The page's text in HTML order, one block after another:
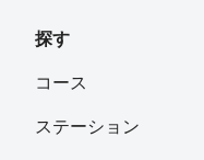
探す
コース
ステーション